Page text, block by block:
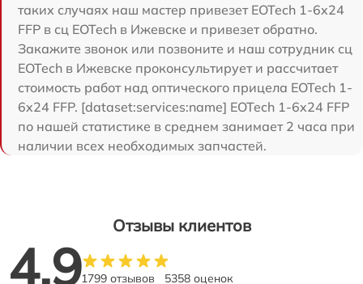
таких случаях наш мастер привезет EOTech 1-6x24
FFP в сц EOTech в Ижевске и привезет обратно.
Закажите звонок или позвоните и наш сотрудник сц
EOTech в Ижевске проконсультирует и рассчитает
стоимость работ над оптического прицела EOTech 1-
6x24 FFP. [dataset:services:name] EOTech 1-6x24 FFP
по нашей статистике в среднем занимает 2 часа при
наличии всех необходимых запчастей.
Отзывы клиентов
4.91799 отзывов 5358 оценок